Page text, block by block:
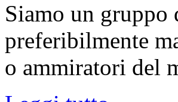
Siamo un gruppo
preferibilmente
o ammiratori del